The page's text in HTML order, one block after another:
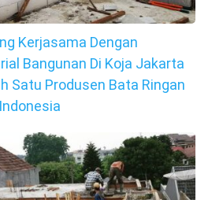
Kerjasama Dengan
Bangunan Di Koja Jakarta
Satu Produsen Bata Ringan